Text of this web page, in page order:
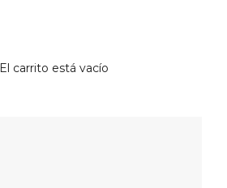
El carrito está vacío